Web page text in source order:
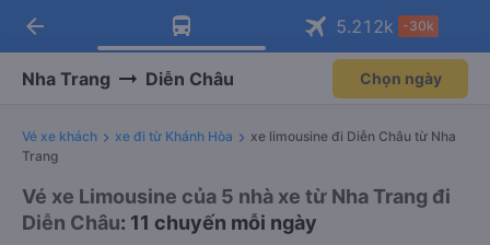
Tải app Vexere ngay!
Nhận ưu đãi thành viên độc
Mở app
Tải app Vexere
-30k/ghế khi đặt vé máy bay qua
Mở app
arrow_back 5.212k -30k
Nha Trang Diễn Châu Chọn ngày
Vé xe khách xe đi từ Khánh Hòa
xe limousine đi Diễn Châu từ Nha
Trang
Vé xe Limousine của 5 nhà xe từ Nha Trang đi
Diễn Châu: 11 chuyến mỗi ngày